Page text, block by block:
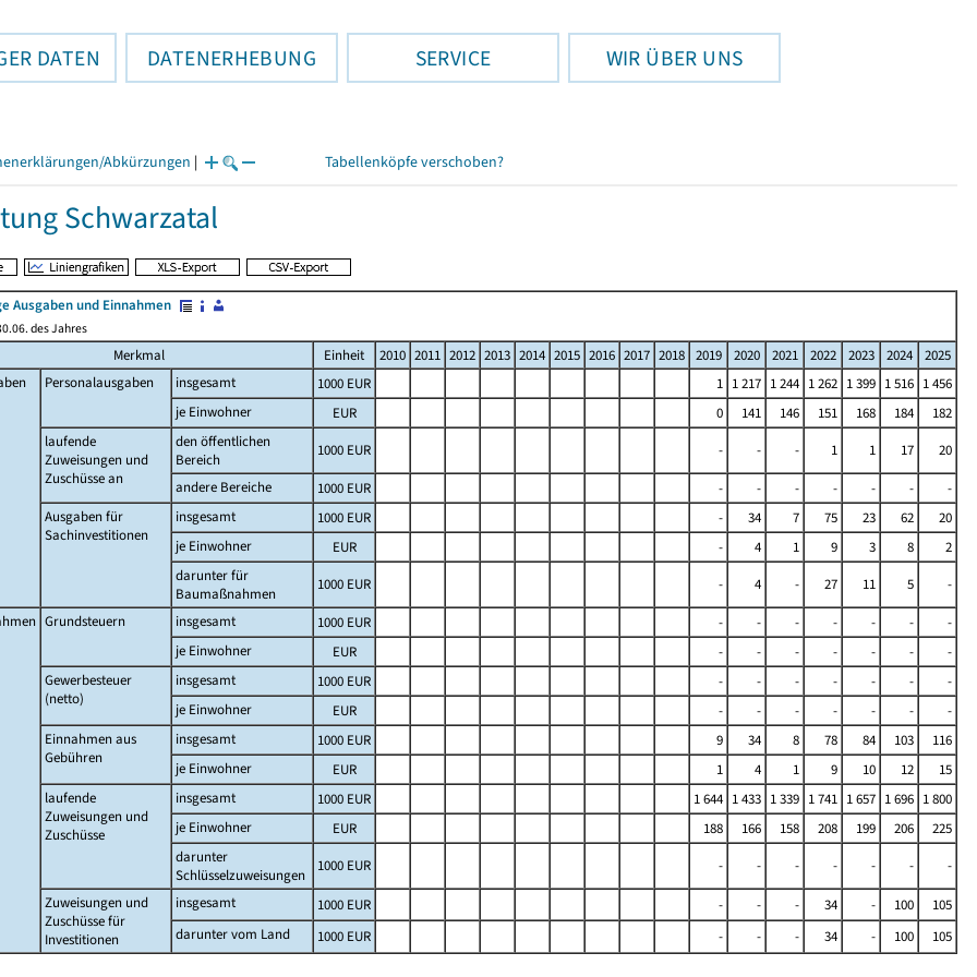
DATEN DATENERHEBUNG SERVICE WIR ÜBER UNS
Abkürzungen | Tabellenköpfe verschoben?
Schwarzatal
Ausgaben und Einnahmen
des Jahres
Merkmal Einheit 2010 2011 2012 2013 2014 2015 2016 2017 2018 2019 2020 2021 2022 2023 2024
2025
Personalausgaben insgesamt 1000 EUR 1 1 217 1 244 1 262 1 399 1 516 1 456
je Einwohner
EUR 0 141 146 151 168 184
182
laufende
Zuweisungen und
Zuschüsse an
den öffentlichen
Bereich
1000 EUR - - - 1 1 17
20
andere Bereiche
1000 EUR - - - - - -
-
Ausgaben für
Sachinvestitionen
insgesamt 1000 EUR - 34 7 75 23 62
20
je Einwohner
EUR - 4 1 9 3 8
2
darunter für
Baumaßnahmen
1000 EUR - 4 - 27 11 5
-
Grundsteuern insgesamt 1000 EUR - - - - - -
-
je Einwohner
EUR - - - - - -
-
Gewerbesteuer
(netto)
insgesamt 1000 EUR - - - - - -
-
je Einwohner
EUR - - - - - -
-
Einnahmen aus
Gebühren
insgesamt 1000 EUR 9 34 8 78 84 103
116
je Einwohner
EUR 1 4 1 9 10 12
15
laufende
Zuweisungen und
Zuschüsse
insgesamt 1000 EUR 1 644 1 433 1 339 1 741 1 657 1 696 1 800
je Einwohner
EUR 188 166 158 208 199 206
225
darunter
Schlüsselzuweisungen
1000 EUR - - - - - -
-
Zuweisungen und
Zuschüsse für
Investitionen
insgesamt 1000 EUR - - - 34 - 100
105
darunter vom Land
1000 EUR - - - 34 - 100 105